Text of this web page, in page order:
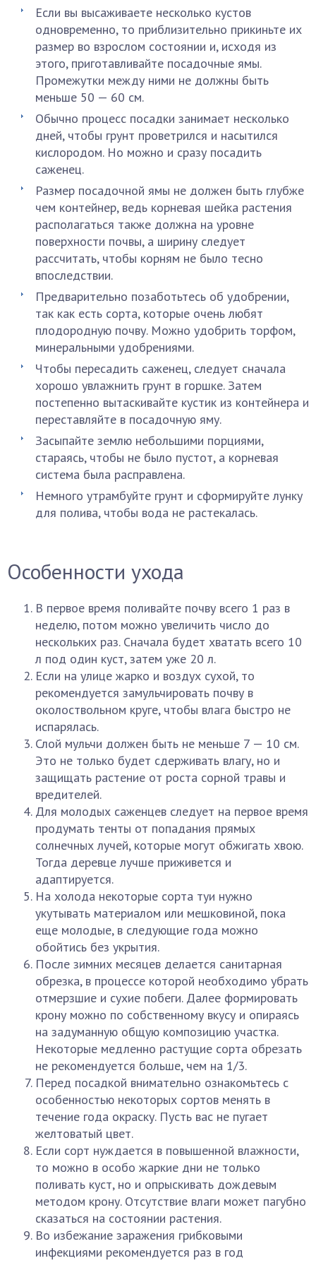
Если вы высаживаете несколько кустов
одновременно, то приблизительно прикиньте их
размер во взрослом состоянии и, исходя из
этого, приготавливайте посадочные ямы.
Промежутки между ними не должны быть
меньше 50 — 60 см.
Обычно процесс посадки занимает несколько
дней, чтобы грунт проветрился и насытился
кислородом. Но можно и сразу посадить
саженец.
Размер посадочной ямы не должен быть глубже
чем контейнер, ведь корневая шейка растения
располагаться также должна на уровне
поверхности почвы, а ширину следует
рассчитать, чтобы корням не было тесно
впоследствии.
Предварительно позаботьтесь об удобрении,
так как есть сорта, которые очень любят
плодородную почву. Можно удобрить торфом,
минеральными удобрениями.
Чтобы пересадить саженец, следует сначала
хорошо увлажнить грунт в горшке. Затем
постепенно вытаскивайте кустик из контейнера и
переставляйте в посадочную яму.
Засыпайте землю небольшими порциями,
стараясь, чтобы не было пустот, а корневая
система была расправлена.
Немного утрамбуйте грунт и сформируйте лунку
для полива, чтобы вода не растекалась.
Особенности ухода
В первое время поливайте почву всего 1 раз в
неделю, потом можно увеличить число до
нескольких раз. Сначала будет хватать всего 10
л под один куст, затем уже 20 л.
Если на улице жарко и воздух сухой, то
рекомендуется замульчировать почву в
околоствольном круге, чтобы влага быстро не
испарялась.
Слой мульчи должен быть не меньше 7 — 10 см.
Это не только будет сдерживать влагу, но и
защищать растение от роста сорной травы и
вредителей.
Для молодых саженцев следует на первое время
продумать тенты от попадания прямых
солнечных лучей, которые могут обжигать хвою.
Тогда деревце лучше приживется и
адаптируется.
На холода некоторые сорта туи нужно
укутывать материалом или мешковиной, пока
еще молодые, в следующие года можно
обойтись без укрытия.
После зимних месяцев делается санитарная
обрезка, в процессе которой необходимо убрать
отмерзшие и сухие побеги. Далее формировать
крону можно по собственному вкусу и опираясь
на задуманную общую композицию участка.
Некоторые медленно растущие сорта обрезать
не рекомендуется больше, чем на 1/3.
Перед посадкой внимательно ознакомьтесь с
особенностью некоторых сортов менять в
течение года окраску. Пусть вас не пугает
желтоватый цвет.
Если сорт нуждается в повышенной влажности,
то можно в особо жаркие дни не только
поливать куст, но и опрыскивать дождевым
методом крону. Отсутствие влаги может пагубно
сказаться на состоянии растения.
Во избежание заражения грибковыми
инфекциями рекомендуется раз в год